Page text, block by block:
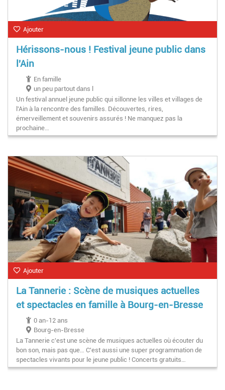
Ajouter
Hérissons-nous ! Festival jeune public dans
l'Ain
En famille
un peu partout dans l
Un festival annuel jeune public qui sillonne les villes et villages de
l'Ain à la rencontre des familles. Découvertes, rires,
émerveillement et souvenirs assurés ! Ne manquez pas la
prochaine…
Ajouter
La Tannerie : Scène de musiques actuelles
et spectacles en famille à Bourg-en-Bresse
0 an-12 ans
Bourg-en-Bresse
La Tannerie c'est une scène de musiques actuelles où écouter du
bon son, mais pas que… C'est aussi une super programmation de
spectacles vivants pour le jeune public ! Concerts gratuits…